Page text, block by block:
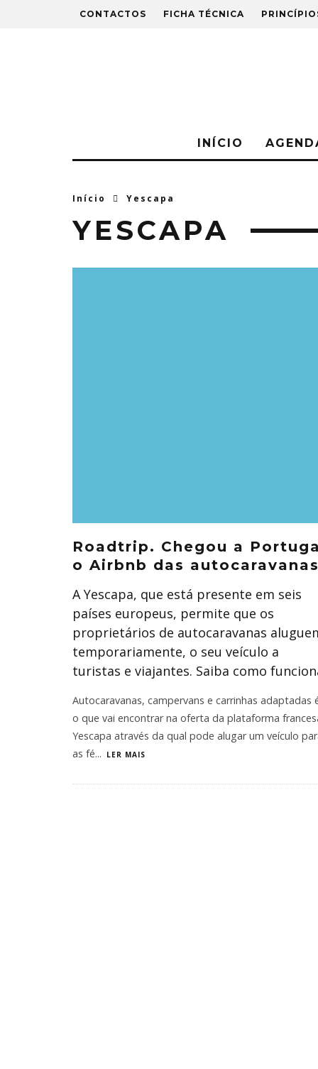
CONTACTOS FICHA TÉCNICA
INÍCIO
Início Yescapa
YESCAPA
Roadtrip. Chegou a
o Airbnb das autocaravanas
A Yescapa, que está presente em seis
países europeus, permite que os
proprietários de autocaravanas
temporariamente, o seu veículo a
turistas e viajantes. Saiba como
Autocaravanas, campervans e carrinhas adaptadas
o que vai encontrar na oferta da plataforma
Yescapa através da qual pode alugar um veículo
as fé... LER MAIS